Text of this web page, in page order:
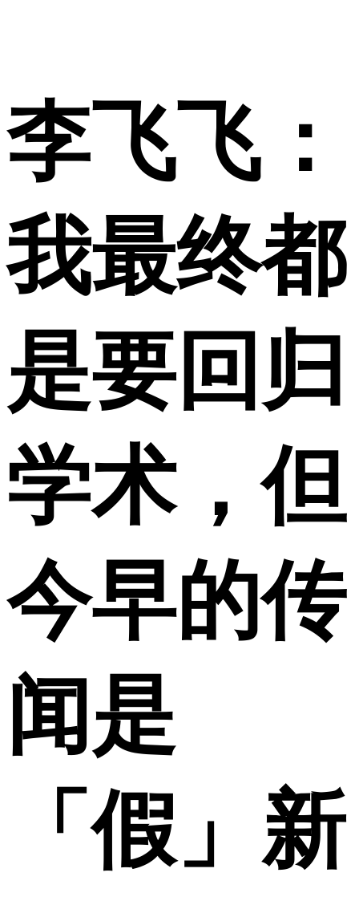
李飞飞：
我最终都
是要回归
学术，但
今早的传
闻是
「假」新